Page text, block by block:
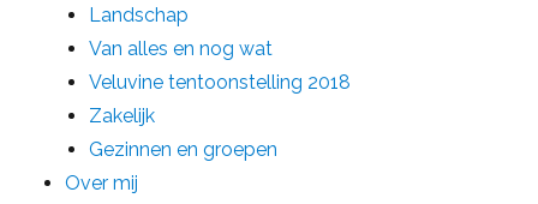
Landschap
Van alles en nog wat
Veluvine tentoonstelling 2018
Zakelijk
Gezinnen en groepen
Over mij